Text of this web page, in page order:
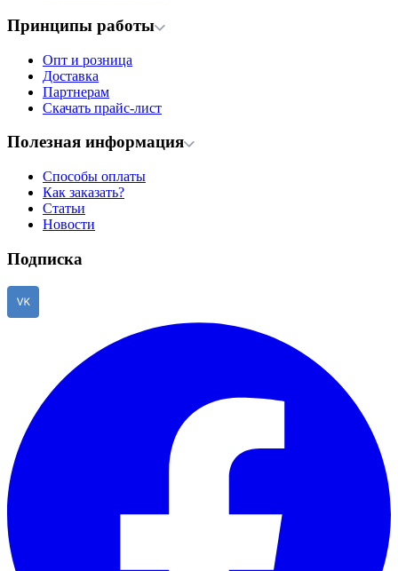
Принципы работы
Опт и розница
Доставка
Партнерам
Скачать прайс-лист
Полезная информация
Способы оплаты
Как заказать?
Статьи
Новости
Подписка